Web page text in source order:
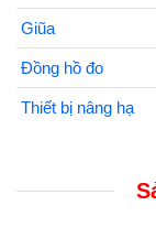
Giũa
Đồng hồ đo
Thiết bị nâng hạ